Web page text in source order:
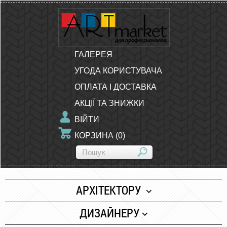
ГАЛЕРЕЯ
УГОДА КОРИСТУВАЧА
ОПЛАТА І ДОСТАВКА
АКЦІЇ ТА ЗНИЖКИ
ВІЙТИ
КОРЗИНА (0)
АРХІТЕКТОРУ
Папір
ДИЗАЙНЕРУ